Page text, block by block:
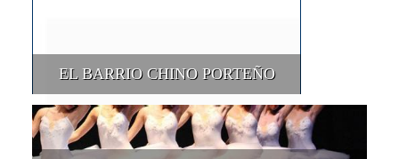
EL BARRIO CHINO PORTEÑO